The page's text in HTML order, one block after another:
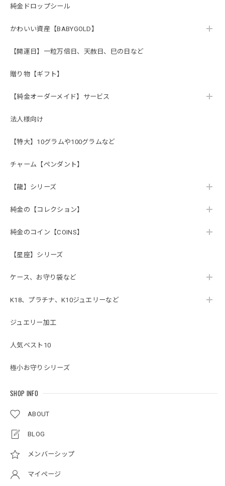
純金ドロップシール
かわいい資産【BABYGOLD】
【開運日】一粒万倍日、天赦日、巳の日など
贈り物【ギフト】
【純金オーダーメイド】サービス
法人様向け
【特大】10グラムや100グラムなど
チャーム【ペンダント】
【龍】シリーズ
純金の【コレクション】
純金のコイン【COINS】
【星座】シリーズ
ケース、お守り袋など
K18、プラチナ、K10ジュエリーなど
ジュエリー加工
人気ベスト10
極小お守りシリーズ
SHOP INFO
ABOUT
BLOG
メンバーシップ
マイページ